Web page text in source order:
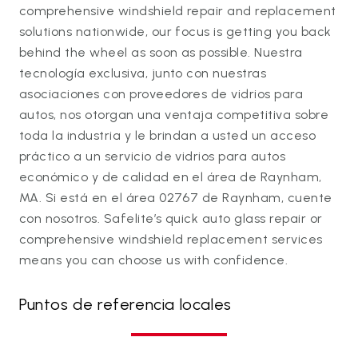
comprehensive windshield repair and replacement
solutions nationwide, our focus is getting you back
behind the wheel as soon as possible. Nuestra
tecnología exclusiva, junto con nuestras
asociaciones con proveedores de vidrios para
autos, nos otorgan una ventaja competitiva sobre
toda la industria y le brindan a usted un acceso
práctico a un servicio de vidrios para autos
económico y de calidad en el área de Raynham,
MA. Si está en el área 02767 de Raynham, cuente
con nosotros. Safelite’s quick auto glass repair or
comprehensive windshield replacement services
means you can choose us with confidence.
Puntos de referencia locales